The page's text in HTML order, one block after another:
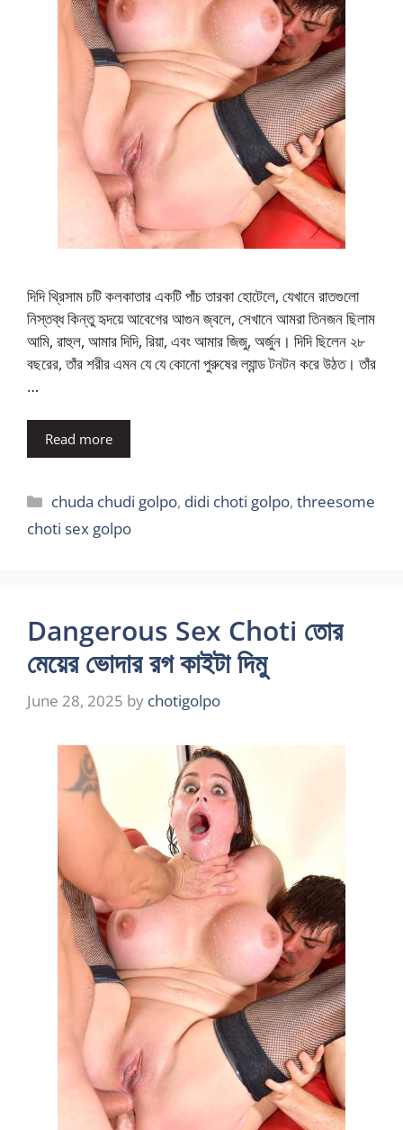
দিদি থ্রিসাম চটি কলকাতার একটি পাঁচ তারকা হোটেলে, যেখানে রাতগুলো
নিস্তব্ধ কিন্তু হৃদয়ে আবেগের আগুন জ্বলে, সেখানে আমরা তিনজন ছিলাম
আমি, রাহুল, আমার দিদি, রিয়া, এবং আমার জিজু, অর্জুন। দিদি ছিলেন ২৮
বছরের, তাঁর শরীর এমন যে যে কোনো পুরুষের ল্যান্ড টনটন করে উঠত। তাঁর
…
Read more
Categories
chuda chudi golpo, didi choti golpo,threesome
choti sex golpo
Dangerous Sex Choti তোর
মেয়ের ভোদার রগ কাইটা দিমু
June 28, 2025 by chotigolpo